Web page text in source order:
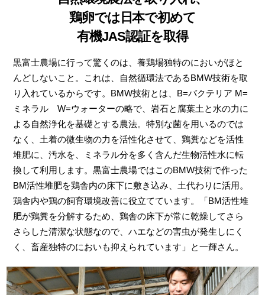
鶏卵では日本で初めて
有機JAS認証を取得
黒富士農場に行って驚くのは、養鶏場独特のにおいがほと
んどしないこと。これは、自然循環法であるBMW技術を取
り入れているからです。BMW技術とは、B=バクテリア M=
ミネラル W=ウォーターの略で、岩石と腐葉土と水の力に
よる自然浄化を基礎とする農法。特別な菌を用いるのでは
なく、土着の微生物の力を活性化させて、鶏糞などを活性
堆肥に、汚水を、ミネラル分を多く含んだ生物活性水に転
換して利用します。黒富士農場ではこのBMW技術で作った
BM活性堆肥を鶏舎内の床下に敷き込み、土代わりに活用。
鶏舎内や鶏の飼育環境改善に役立てています。「BM活性堆
肥が鶏糞を分解するため、鶏舎の床下が常に乾燥してさら
さらした清潔な状態なので、ハエなどの害虫が発生しにく
く、畜産独特のにおいも抑えられています」と一輝さん。